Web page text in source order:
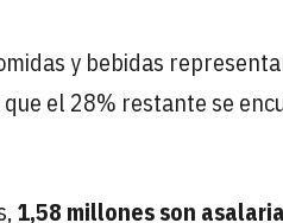
y bebidas
el 28% restante se
1,58 millones son